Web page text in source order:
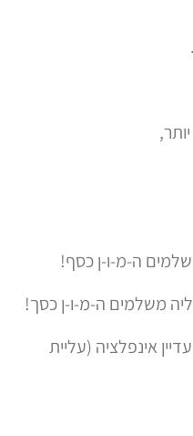
ה-מ-ו-ן כסף!
משלמים ה-מ-ו-ן כסך!
אינפלציה (עליית